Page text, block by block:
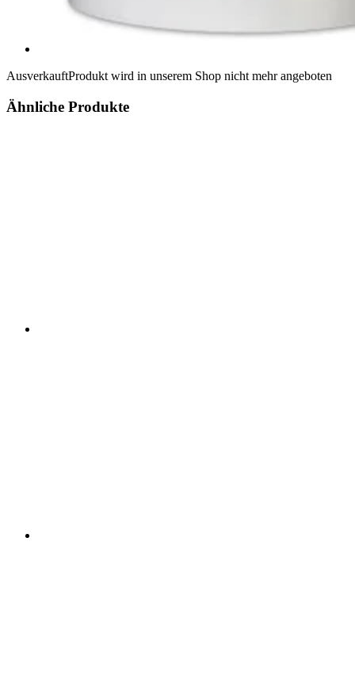
AusverkauftProdukt wird in unserem Shop nicht mehr angeboten
Ähnliche Produkte